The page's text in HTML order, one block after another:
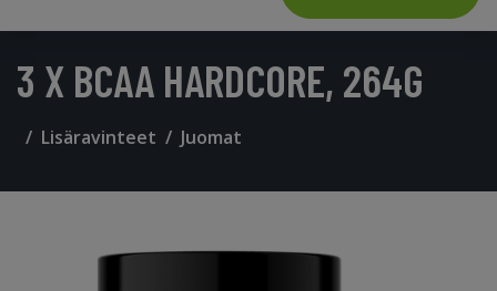
3 X BCAA HARDCORE, 264G
Lisäravinteet Juomat